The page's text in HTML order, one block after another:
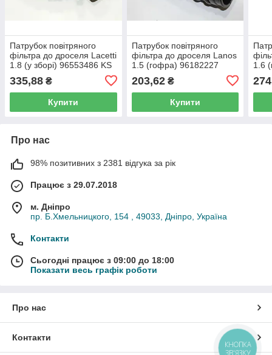
Патрубок повітряного
фільтра до дроселя Lacetti
1.8 (у зборі) 96553486 KS
335,88 ₴
Купити
Патрубок повітряного
фільтра до дроселя Lanos
1.5 (гофра) 96182227
203,62₴
Купити
1.6
Про нас
98% позитивних з 2381 відгука за рік
Працює з 29.07.2018
м. Дніпро
пр. Б.Хмельницкого, 154 , 49033, Дніпро, Україна
Контакти
Сьогодні працює з 09:00 до 18:00
Показати весь графік роботи
Про нас
Контакти
КНОПКА
ЗВ'ЯЗКУ